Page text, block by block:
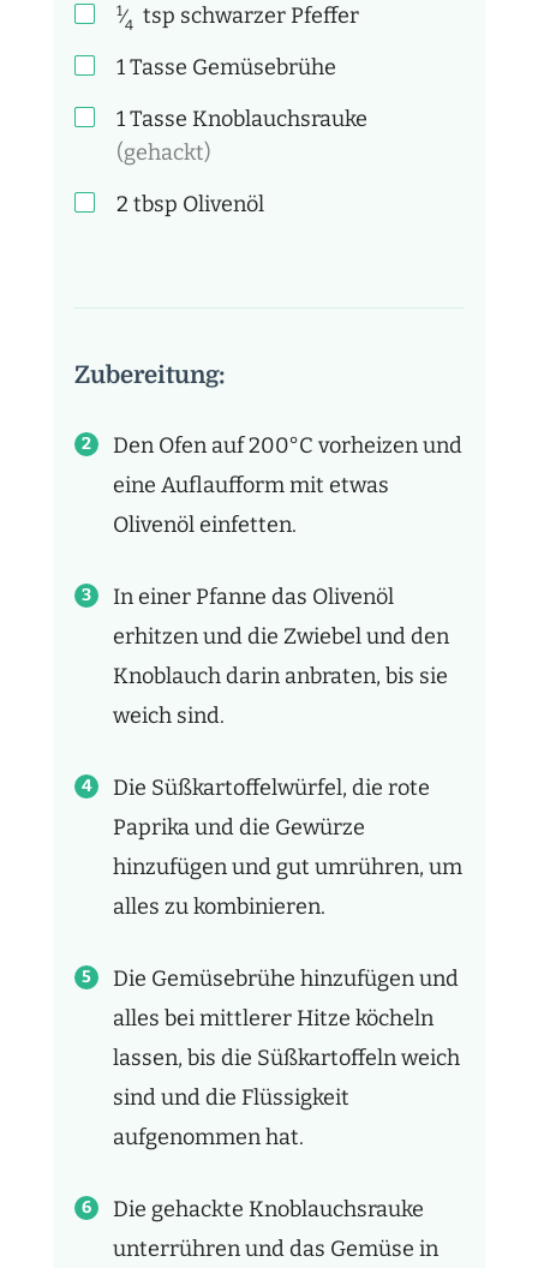
1⁄4 tsp schwarzer Pfeffer
1 Tasse Gemüsebrühe
1 Tasse Knoblauchsrauke
(gehackt)
2 tbsp Olivenöl
Zubereitung:
Den Ofen auf 200°C vorheizen und
eine Auflaufform mit etwas
Olivenöl einfetten.
In einer Pfanne das Olivenöl
erhitzen und die Zwiebel und den
Knoblauch darin anbraten, bis sie
weich sind.
Die Süßkartoffelwürfel, die rote
Paprika und die Gewürze
hinzufügen und gut umrühren, um
alles zu kombinieren.
Die Gemüsebrühe hinzufügen und
alles bei mittlerer Hitze köcheln
lassen, bis die Süßkartoffeln weich
sind und die Flüssigkeit
aufgenommen hat.
Die gehackte Knoblauchsrauke
unterrühren und das Gemüse in